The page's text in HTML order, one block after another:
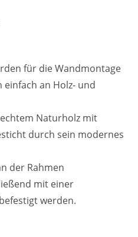
für die Wandmontage
einfach an Holz- und
Naturholz mit
durch sein modernes
der Rahmen
mit einer
werden.